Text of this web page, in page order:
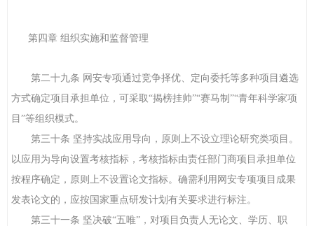
第四章 组织实施和监督管理
第二十九条 网安专项通过竞争择优、定向委托等多种项目遴选
方式确定项目承担单位，可采取“揭榜挂帅”“赛马制”“青年科学家项
目”等组织模式。
第三十条 坚持实战应用导向，原则上不设立理论研究类项目。
以应用为导向设置考核指标，考核指标由责任部门商项目承担单位
按程序确定，原则上不设置论文指标。确需利用网安专项项目成果
发表论文的，应按国家重点研发计划有关要求进行标注。
第三十一条 坚决破“五唯”，对项目负责人无论文、学历、职